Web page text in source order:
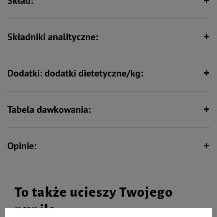
Składniki analityczne:
Dodatki: dodatki dietetyczne/kg:
Tabela dawkowania:
Opinie:
To także ucieszy Twojego
pupila